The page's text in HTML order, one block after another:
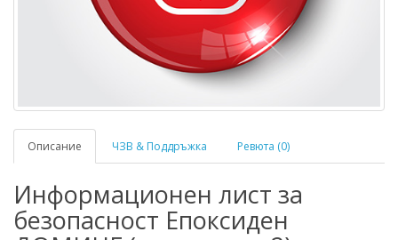
Описание ЧЗВ & Поддръжка Ревюта (0)
Информационен лист за
безопасност Епоксиден